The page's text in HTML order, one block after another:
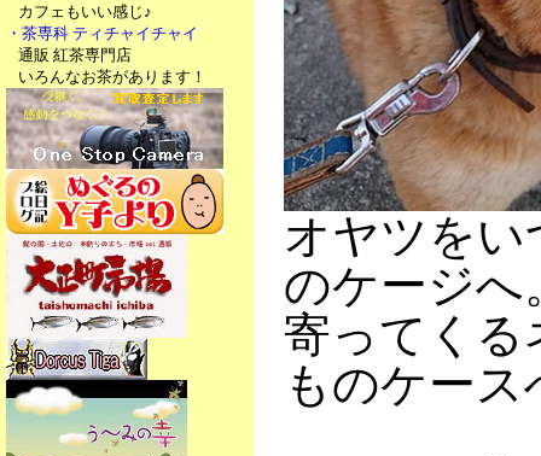
カフェもいい感じ♪
・茶専科 ティチャイチャイ
通販 紅茶専門店
いろんなお茶があります！
オヤツを
のケージへ
寄ってくる
ものケー